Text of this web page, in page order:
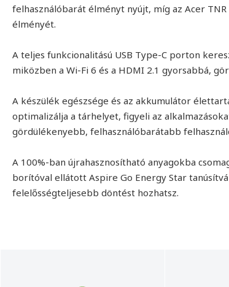
felhasználóbarát élményt nyújt, míg az Acer
élményét.
A teljes funkcionalitású USB Type-C porton
miközben a Wi-Fi 6 és a HDMI 2.1 gyorsabbá,
A készülék egészsége és az akkumulátor
optimalizálja a tárhelyet, figyeli az
gördülékenyebb, felhasználóbarátabb
A 100%-ban újrahasznosítható anyagokba
borítóval ellátott Aspire Go Energy Star
felelősségteljesebb döntést hozhatsz.